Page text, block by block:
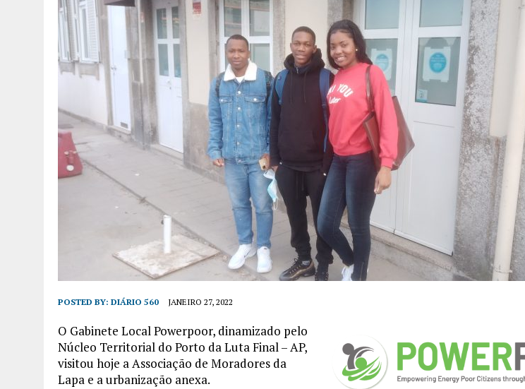
POSTED BY: DIÁRIO 560 JANEIRO 27, 2022
O Gabinete Local Powerpoor, dinamizado pelo
Núcleo Territorial do Porto da Luta Final – AP,
visitou hoje a Associação de Moradores da
Lapa e a urbanização anexa.